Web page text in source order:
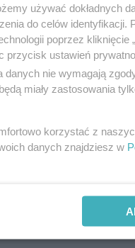
w
używać dokładnych
do celów identyfikacji.
poprzez kliknięcie
przycisk ustawień
danych nie wymagają
miały zastosowania
korzystać z
danych znajdziesz w